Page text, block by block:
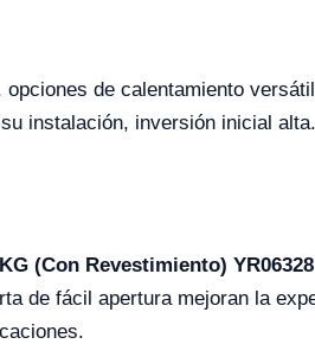
de calentamiento
instalación, inversión inicial alta.
(Con Revestimiento) YR06328
de fácil apertura mejoran la